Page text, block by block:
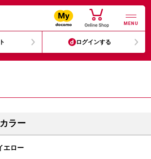
MENU
ログインする
ラー
エロー